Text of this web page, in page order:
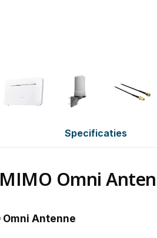
Specificaties
Omni
Omni Antenne